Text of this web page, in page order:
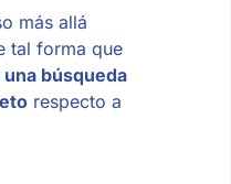
más allá
tal forma que
búsqueda
respecto a